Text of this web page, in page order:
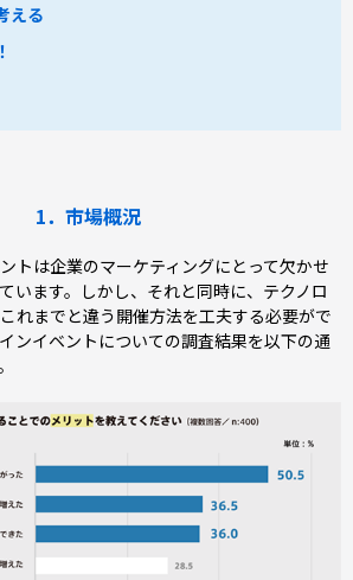
える
1．市場概況
トは企業のマーケティングにとって欠かせ
います。しかし、それと同時に、テクノロ
れまでと違う開催方法を工夫する必要がで
ンイベントについての調査結果を以下の通